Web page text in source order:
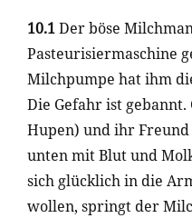
10.1Der böse
Pasteurisiermaschine
Milchpumpe hat ihm
Die Gefahr ist
Hupen) und ihr Freund
unten mit Blut und
sich glücklich in die
wollen, springt der